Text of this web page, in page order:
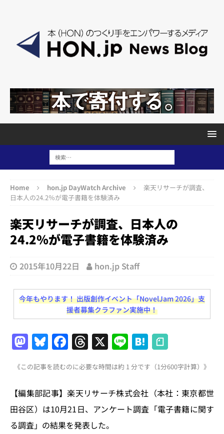
Home hon.jp DayWatch Archive
楽天リサーチが調査、
日本人の24.2％が電子書籍を体験済み
楽天リサーチが調査、日本人の
24.2％が電子書籍を体験済み
2015年10月22日 hon.jp Staff
今年もやります！ 出版創作イベント「NovelJam 2026」支
援者募集クラファン実施中！
M
a
st
o
d
o
Bl
u
e
s
k
y
F
a
c
e
b
o
T
h
re
a
d
s
X Li
n
e
H
at
e
n
a
《この記事を読むのに必要な時間は約 1 分です（1分600字計算）》
【編集部記事】楽天リサーチ株式会社（本社：東京都世
田谷区）は10月21日、アンケート調査「電子書籍に関す
る調査」の結果を発表した。